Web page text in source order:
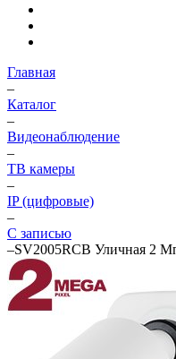
Главная
–
Каталог
–
Видеонаблюдение
–
ТВ камеры
–
IP (цифровые)
–
С записью
–SV2005RCB Уличная 2